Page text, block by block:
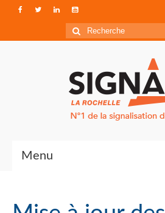
Rechercher
:
Menu